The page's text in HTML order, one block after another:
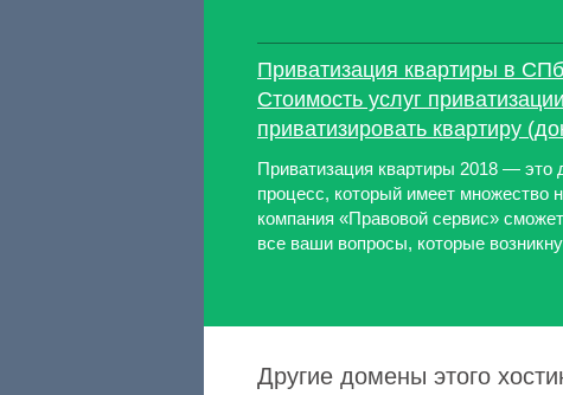
Приватизация квартиры в СПб
Стоимость услуг
приватизировать квартиру
Приватизация квартиры 2018 — это
процесс, который имеет множество
компания «Правовой сервис»
все ваши вопросы, которые
Другие домены этого